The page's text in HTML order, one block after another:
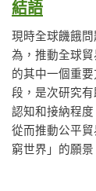
結語
現時全球饑餓
為，推動全球
的其中一個重
段，是次研究
認知和接納程
從而推動公平
窮世界」的願景